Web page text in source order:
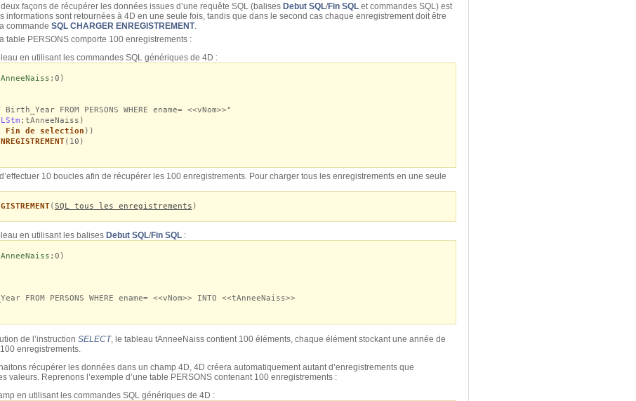
façons de récupérer les données issues d’une requête SQL (balises Debut SQL/Fin SQL et commandes SQL) est
informations sont retournées à 4D en une seule fois, tandis que dans le second cas chaque enregistrement doit être
commande SQL CHARGER ENREGISTREMENT.
table PERSONS comporte 100 enregistrements :
en utilisant les commandes SQL génériques de 4D :
;0)
Birth_Year FROM PERSONS WHERE ename= <<vNom>>"
;tAnneeNaiss)
Fin de selection ))
(10)
10 boucles afin de récupérer les 100 enregistrements. Pour charger tous les enregistrements en une seule
( SQL tous les enregistrements )
en utilisant les balises Debut SQL/Fin SQL :
;0)
FROM PERSONS WHERE ename= <<vNom>> INTO <<tAnneeNaiss>>
de l’instruction SELECT, le tableau tAnneeNaiss contient 100 éléments, chaque élément stockant une année de
enregistrements.
récupérer les données dans un champ 4D, 4D créera automatiquement autant d’enregistrements que
valeurs. Reprenons l’exemple d’une table PERSONS contenant 100 enregistrements :
en utilisant les commandes SQL génériques de 4D :